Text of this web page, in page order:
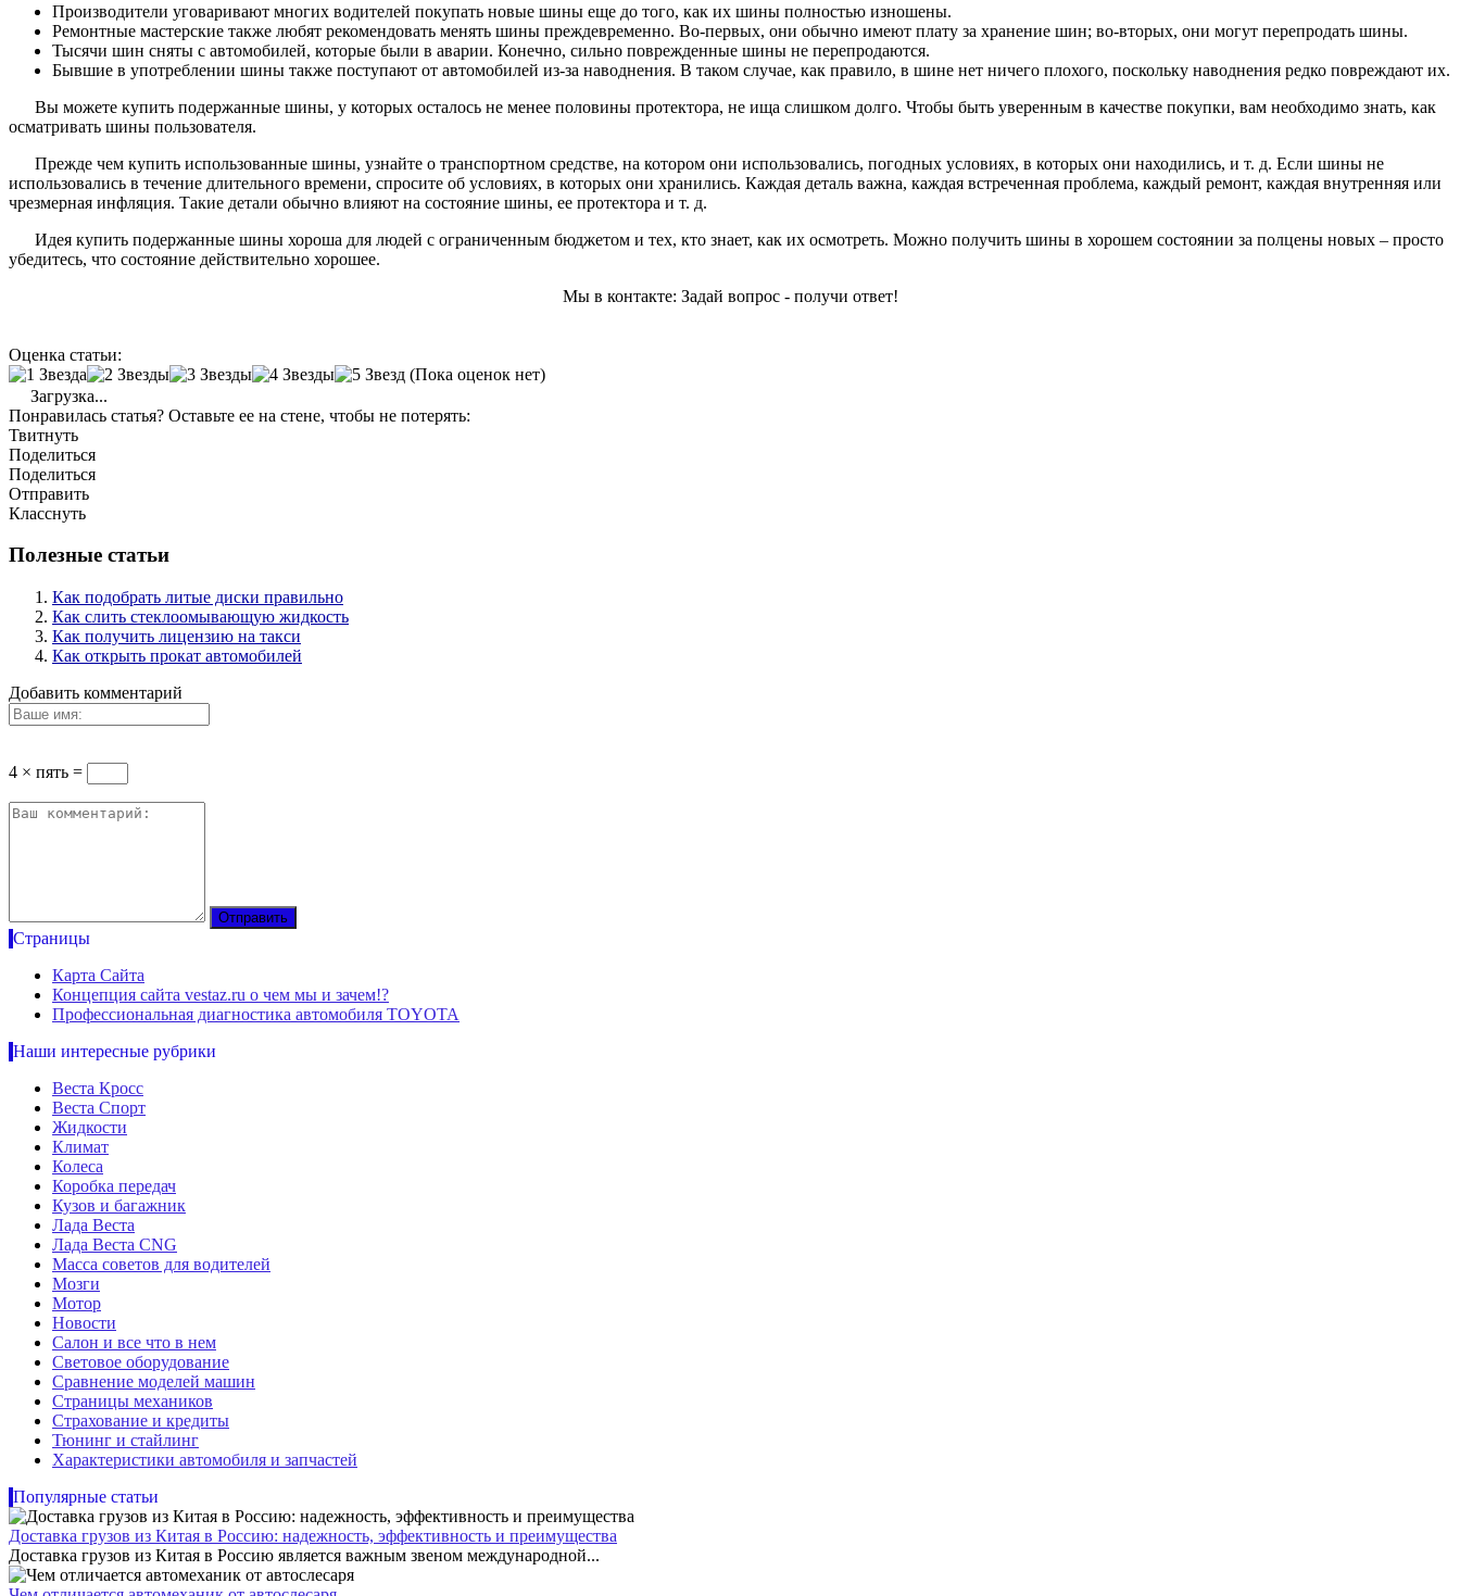
Производители уговаривают многих водителей покупать новые шины еще до того, как их шины полностью изношены.
Ремонтные мастерские также любят рекомендовать менять шины преждевременно. Во-первых, они обычно имеют плату за хранение шин; во-вторых, они могут перепродать шины.
Тысячи шин сняты с автомобилей, которые были в аварии. Конечно, сильно поврежденные шины не перепродаются.
Бывшие в употреблении шины также поступают от автомобилей из-за наводнения. В таком случае, как правило, в шине нет ничего плохого, поскольку наводнения редко повреждают их.
Вы можете купить подержанные шины, у которых осталось не менее половины протектора, не ища слишком долго. Чтобы быть уверенным в качестве покупки, вам необходимо знать, как
осматривать шины пользователя.
Прежде чем купить использованные шины, узнайте о транспортном средстве, на котором они использовались, погодных условиях, в которых они находились, и т. д. Если шины не
использовались в течение длительного времени, спросите об условиях, в которых они хранились. Каждая деталь важна, каждая встреченная проблема, каждый ремонт, каждая внутренняя или
чрезмерная инфляция. Такие детали обычно влияют на состояние шины, ее протектора и т. д.
Идея купить подержанные шины хороша для людей с ограниченным бюджетом и тех, кто знает, как их осмотреть. Можно получить шины в хорошем состоянии за полцены новых – просто
убедитесь, что состояние действительно хорошее.
Мы в контакте: Задай вопрос - получи ответ!
Оценка статьи:
(Пока оценок нет)
Загрузка...
Понравилась статья? Оставьте ее на стене, чтобы не потерять:
Твитнуть
Поделиться
Поделиться
Отправить
Класснуть
Полезные статьи
Как подобрать литые диски правильно
Как слить стеклоомывающую жидкость
Как получить лицензию на такси
Как открыть прокат автомобилей
Добавить комментарий
4 × пять =
Страницы
Карта Сайта
Концепция сайта vestaz.ru о чем мы и зачем!?
Профессиональная диагностика автомобиля TOYOTA
Наши интересные рубрики
Веста Кросс
Веста Спорт
Жидкости
Климат
Колеса
Коробка передач
Кузов и багажник
Лада Веста
Лада Веста CNG
Масса советов для водителей
Мозги
Мотор
Новости
Салон и все что в нем
Световое оборудование
Сравнение моделей машин
Страницы механиков
Страхование и кредиты
Тюнинг и стайлинг
Характеристики автомобиля и запчастей
Популярные статьи
Доставка грузов из Китая в Россию: надежность, эффективность и преимущества
Доставка грузов из Китая в Россию является важным звеном международной...